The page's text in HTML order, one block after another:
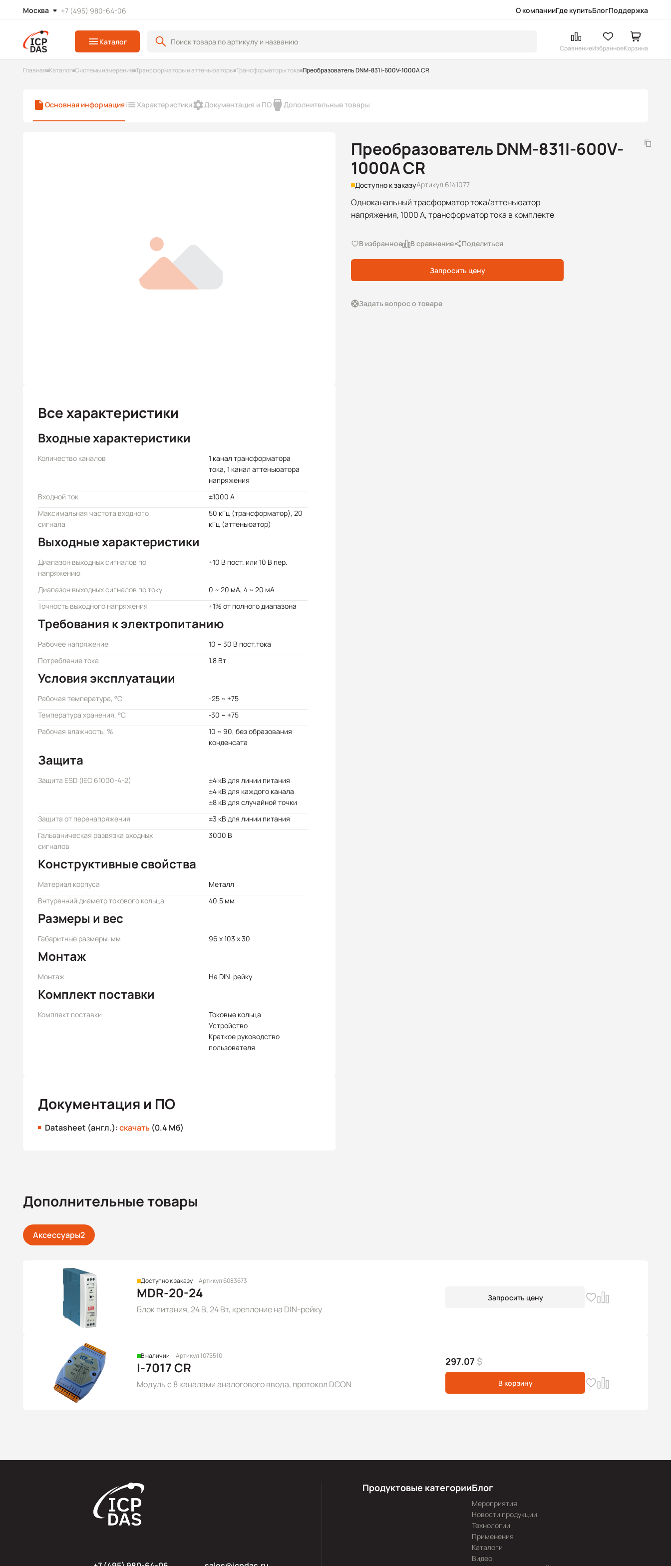
Москва +7 (495) 980-64-06 О компанииГде купитьБлогПоддержка
Каталог
СравнениеИзбранноеКорзина
Главная Каталог Системы измерения Трансформаторы и аттеньюаторы Трансформаторы тока Преобразователь DNM-831I-600V-1000A CR
Основная информация Характеристики Документация и ПО Дополнительные товары
Преобразователь DNM-831I-600V-
1000A CR
Доступно к заказуАртикул 6141077
Одноканальный трасформатор тока/аттеньюатор
напряжения, 1000 А, трансформатор тока в комплекте
В избранное В сравнение Поделиться
Запросить цену
Задать вопрос о товаре
Все характеристики
Входные характеристики
Количество каналов
1 канал трансформатора
тока, 1 канал аттеньюатора
напряжения
Входной ток
±1000 A
Максимальная частота входного
сигнала
50 кГц (трансформатор), 20
кГц (аттеньюатор)
Выходные характеристики
Диапазон выходных сигналов по
напряжению
±10 В пост. или 10 В пер.
Диапазон выходных сигналов по току
0 ~ 20 мА, 4 ~ 20 мА
Точность выходного напряжения
±1% от полного диапазона
Требования к электропитанию
Рабочее напряжение
10 ~ 30 В пост.тока
Потребление тока
1.8 Вт
Условия эксплуатации
Рабочая температура, °C
-25 ~ +75
Температура хранения, °C
-30 ~ +75
Рабочая влажность, %
10 ~ 90, без образования
конденсата
Защита
Защита ESD (IEC 61000-4-2)
±4 кВ для линии питания
±4 кВ для каждого канала
±8 кВ для случайной точки
Защита от перенапряжения
±3 кВ для линии питания
Гальваническая развязка входных
сигналов
3000 В
Конструктивные свойства
Материал корпуса
Металл
Внтуренний диаметр токового кольца
40.5 мм
Размеры и вес
Габаритные размеры, мм 96 x 103 x 30
Монтаж
Монтаж На DIN-рейку
Комплект поставки
Комплект поставки
Токовые кольца
Устройство
Краткое руководство
пользователя
Документация и ПО
Datasheet (англ.):скачать (0.4 Мб)
Дополнительные товары
Аксессуары2
Доступно к заказу Артикул 6083673
MDR-20-24
Блок питания, 24 В, 24 Вт, крепление на DIN-рейку
Запросить цену
В наличии Артикул 1075510
I-7017 CR
Модуль с 8 каналами аналогового ввода, протокол DCON
297.07 $
В корзину
Продуктовые категорииБлог
Мероприятия
Новости продукции
Технологии
Применения
Каталоги
Видео